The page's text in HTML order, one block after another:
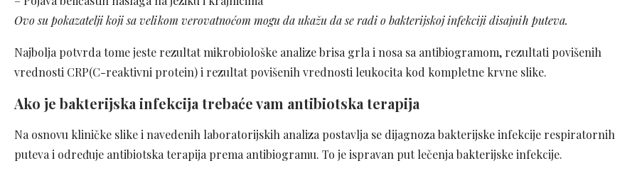
Ovo su pokazatelji koji sa velikom verovatnoćom mogu da ukažu da se radi o bakterijskoj infekciji disajnih puteva.
Najbolja potvrda tome jeste rezultat mikrobiološke analize brisa grla i nosa sa antibiogramom, rezultati povišenih
vrednosti CRP(C-reaktivni protein) i rezultat povišenih vrednosti leukocita kod kompletne krvne slike.
Ako je bakterijska infekcija trebaće vam antibiotska terapija
Na osnovu kliničke slike i navedenih laboratorijskih analiza postavlja se dijagnoza bakterijske infekcije respiratornih
puteva i određuje antibiotska terapija prema antibiogramu. To je ispravan put lečenja bakterijske infekcije.